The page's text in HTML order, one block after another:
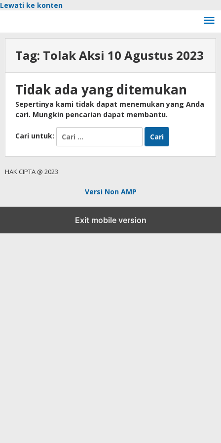
Lewati ke konten
Tag: Tolak Aksi 10 Agustus 2023
Tidak ada yang ditemukan
Sepertinya kami tidak dapat menemukan yang Anda
cari. Mungkin pencarian dapat membantu.
Cari untuk:
HAK CIPTA @ 2023
Versi Non AMP
Exit mobile version